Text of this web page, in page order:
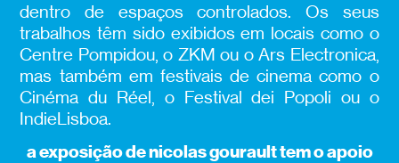
dentro de espaços controlados. Os seus
trabalhos têm sido exibidos em locais como o
Centre Pompidou, o ZKM ou o Ars Electronica,
mas também em festivais de cinema como o
Cinéma du Réel, o Festival dei Popoli ou o
IndieLisboa.
a exposição de nicolas gourault tem o apoio